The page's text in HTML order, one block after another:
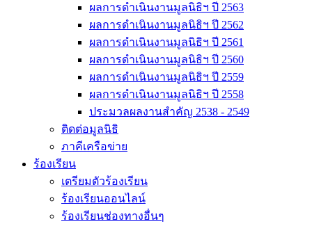
ผลการดำเนินงานมูลนิธิฯ ปี 2563
ผลการดำเนินงานมูลนิธิฯ ปี 2562
ผลการดำเนินงานมูลนิธิฯ ปี 2561
ผลการดำเนินงานมูลนิธิฯ ปี 2560
ผลการดำเนินงานมูลนิธิฯ ปี 2559
ผลการดำเนินงานมูลนิธิฯ ปี 2558
ประมวลผลงานสำคัญ 2538 - 2549
ติดต่อมูลนิธิ
ภาคีเครือข่าย
ร้องเรียน
เตรียมตัวร้องเรียน
ร้องเรียนออนไลน์
ร้องเรียนช่องทางอื่นๆ